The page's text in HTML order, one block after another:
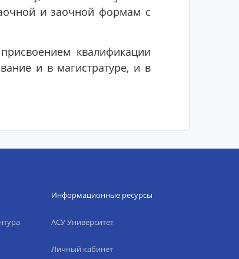
и заочной формам с
квалификации
и в магистратуре, и в
Информационные ресурсы
АСУ Университет
Личный кабинет